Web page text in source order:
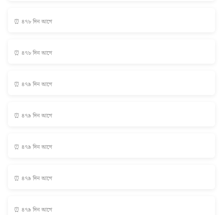
⏰ ৪৭৮ দিন আগে
⏰ ৪৭৮ দিন আগে
⏰ ৪৭৯ দিন আগে
⏰ ৪৭৯ দিন আগে
⏰ ৪৭৯ দিন আগে
⏰ ৪৭৯ দিন আগে
⏰ ৪৭৯ দিন আগে